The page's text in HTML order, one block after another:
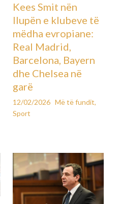
Kees Smit nën
llupën e klubeve të
mëdha evropiane:
Real Madrid,
Barcelona, Bayern
dhe Chelsea në
garë
12/02/2026 Më të fundit,
Sport